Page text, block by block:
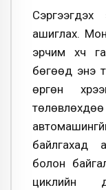
ашиглах.
эрчим хүч
бөгөөд энэ
өргөн
байлгахад
болон
циклийн